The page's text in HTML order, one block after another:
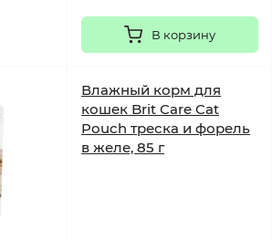
В корзину
Влажный корм для
кошек Brit Care Cat
Pouch треска и форель
в желе, 85 г